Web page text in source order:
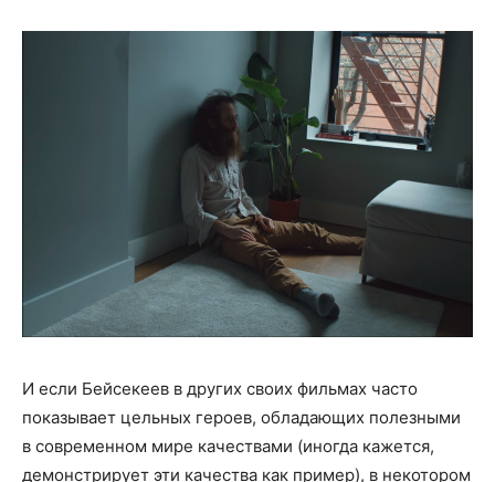
И если Бейсекеев в других своих фильмах часто
показывает цельных героев, обладающих полезными
в современном мире качествами (иногда кажется,
демонстрирует эти качества как пример), в некотором